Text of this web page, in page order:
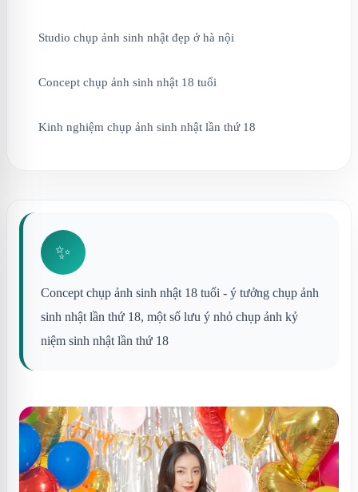
Studio chụp ảnh sinh nhật đẹp ở hà nội
Concept chụp ảnh sinh nhật 18 tuổi
Kinh nghiệm chụp ảnh sinh nhật lần thứ 18
✨
Concept chụp ảnh sinh nhật 18 tuổi - ý tưởng chụp ảnh
sinh nhật lần thứ 18, một số lưu ý nhỏ chụp ảnh kỷ
niệm sinh nhật lần thứ 18